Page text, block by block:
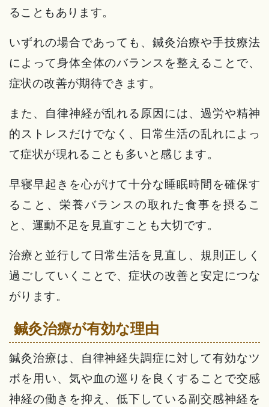
ることもあります。
いずれの場合であっても、鍼灸治療や手技療法
によって身体全体のバランスを整えることで、
症状の改善が期待できます。
また、自律神経が乱れる原因には、過労や精神
的ストレスだけでなく、日常生活の乱れによっ
て症状が現れることも多いと感じます。
早寝早起きを心がけて十分な睡眠時間を確保す
ること、栄養バランスの取れた食事を摂るこ
と、運動不足を見直すことも大切です。
治療と並行して日常生活を見直し、規則正しく
過ごしていくことで、症状の改善と安定につな
がります。
鍼灸治療が有効な理由
鍼灸治療は、自律神経失調症に対して有効なツ
ボを用い、気や血の巡りを良くすることで交感
神経の働きを抑え、低下している副交感神経を